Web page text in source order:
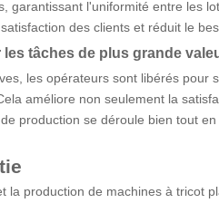
garantissant l'uniformité entre les
des clients et réduit le
tâches de plus grande
les opérateurs sont libérés
améliore non seulement la
production se déroule bien tout
la production de machines à